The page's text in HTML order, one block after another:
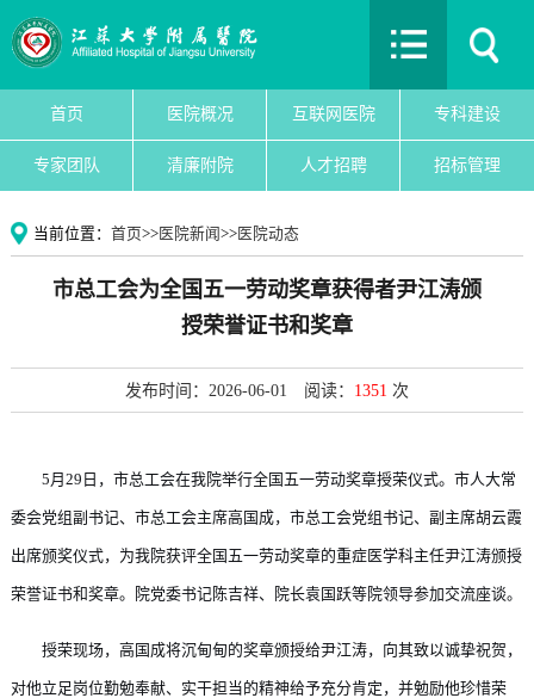
首页 医院概况 互联网医院 专科建设
专家团队 清廉附院 人才招聘 招标管理
当前位置： 首页>>医院新闻>>医院动态
市总工会为全国五一劳动奖章获得者尹江涛颁
授荣誉证书和奖章
发布时间：2026-06-01 阅读： 1351 次
5月29日，市总工会在我院举行全国五一劳动奖章授荣仪式。市人大常
委会党组副书记、市总工会主席高国成，市总工会党组书记、副主席胡云霞
出席颁奖仪式，为我院获评全国五一劳动奖章的重症医学科主任尹江涛颁授
荣誉证书和奖章。院党委书记陈吉祥、院长袁国跃等院领导参加交流座谈。
授荣现场，高国成将沉甸甸的奖章颁授给尹江涛，向其致以诚挚祝贺，
对他立足岗位勤勉奉献、实干担当的精神给予充分肯定，并勉励他珍惜荣
首页
互联网医院
专科建设
党建文化
护理园地
人才招聘
招标管理
教育教学